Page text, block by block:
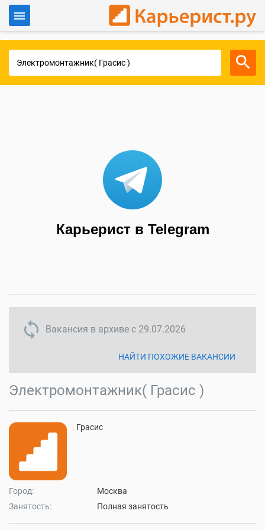
Для работодателей
Карьерист в Telegram
sync disabled
Вакансия в архиве с 29.07.2026
НАЙТИ ПОХОЖИЕ ВАКАНСИИ
Электромонтажник( Грасис )
Грасис
Город:
Москва
Занятость:
Полная занятость